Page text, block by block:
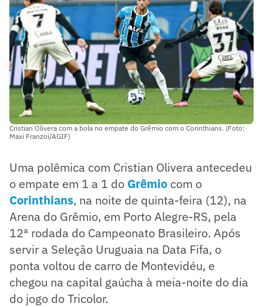
Cristian Olivera com a bola no empate do Grêmio com o Corinthians. (Foto:
Maxi Franzoi/AGIF)
Uma polêmica com Cristian Olivera antecedeu
o empate em 1 a 1 do Grêmio com o
Corinthians, na noite de quinta-feira (12), na
Arena do Grêmio, em Porto Alegre-RS, pela
12ª rodada do Campeonato Brasileiro. Após
servir a Seleção Uruguaia na Data Fifa, o
ponta voltou de carro de Montevidéu, e
chegou na capital gaúcha à meia-noite do dia
do jogo do Tricolor.